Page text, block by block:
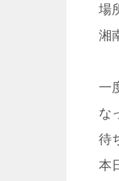
場
湘
一
な
待
本